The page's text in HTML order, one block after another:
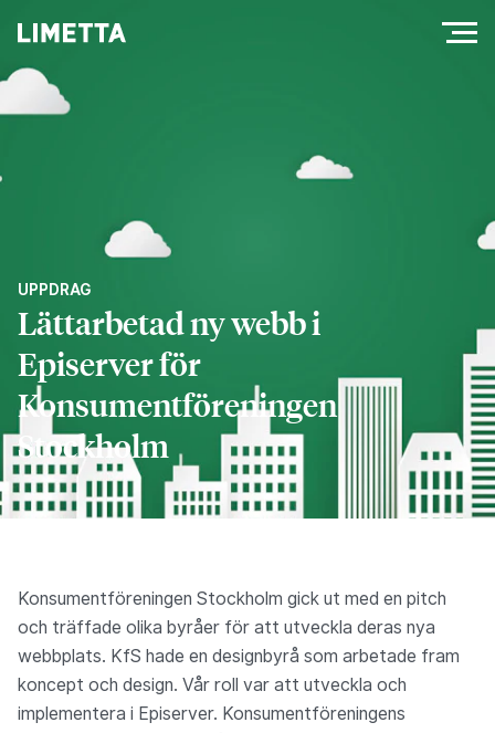
UPPDRAG
Lättarbetad ny webb i
Episerver för
Konsumentföreningen
Stockholm
Konsumentföreningen Stockholm gick ut med en pitch
och träffade olika byråer för att utveckla deras nya
webbplats. KfS hade en designbyrå som arbetade fram
koncept och design. Vår roll var att utveckla och
implementera i Episerver. Konsumentföreningens